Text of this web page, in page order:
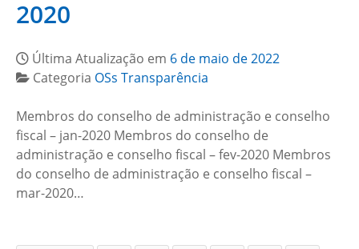
2020
Última Atualização em 6 de maio de 2022
Categoria OSs Transparência
Membros do conselho de administração e conselho
fiscal – jan-2020 Membros do conselho de
administração e conselho fiscal – fev-2020 Membros
do conselho de administração e conselho fiscal –
mar-2020…